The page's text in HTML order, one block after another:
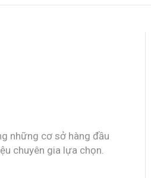
những cơ sở hàng đầu
chuyên gia lựa chọn.